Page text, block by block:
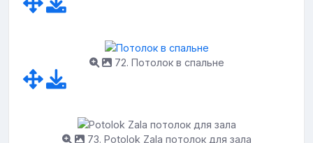
72. Потолок в спальне
73. Potolok Zala потолок для зала